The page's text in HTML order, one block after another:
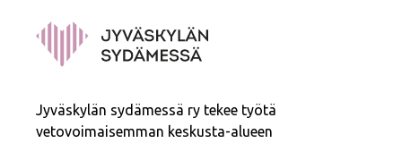
Jyväskylän sydämessä ry tekee työtä
vetovoimaisemman keskusta-alueen